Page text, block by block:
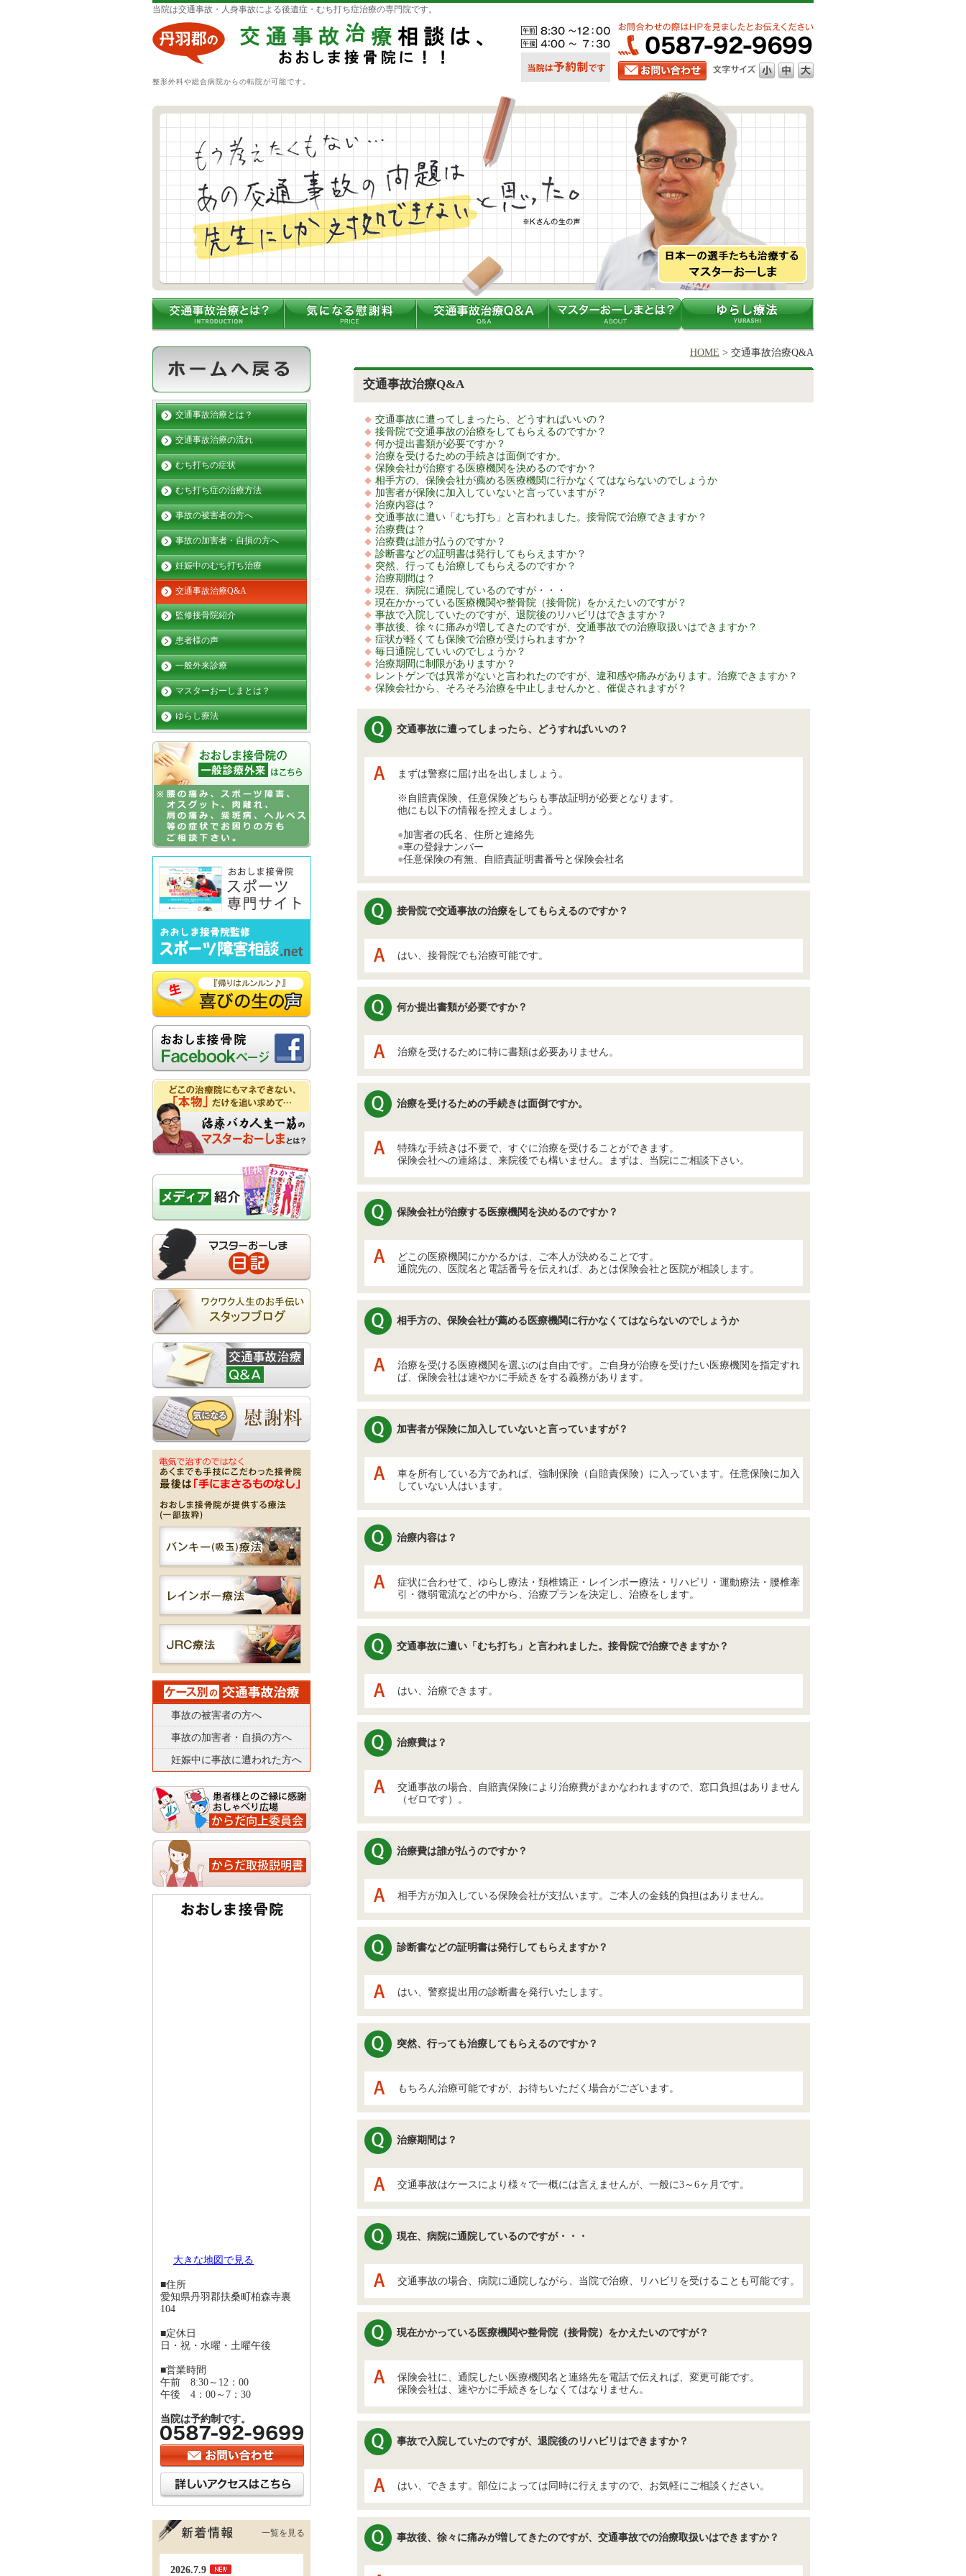
当院は交通事故・人身事故による後遺症・むち打ち症治療の専門院です。
整形外科や総合病院からの転院が可能です。
HOME > 交通事故治療Q&A
交通事故治療Q&A
交通事故に遭ってしまったら、どうすればいいの？
接骨院で交通事故の治療をしてもらえるのですか？
何か提出書類が必要ですか？
治療を受けるための手続きは面倒ですか。
保険会社が治療する医療機関を決めるのですか？
相手方の、保険会社が薦める医療機関に行かなくてはならないのでしょうか
加害者が保険に加入していないと言っていますが？
治療内容は？
交通事故に遭い「むち打ち」と言われました。接骨院で治療できますか？
治療費は？
治療費は誰が払うのですか？
診断書などの証明書は発行してもらえますか？
突然、行っても治療してもらえるのですか？
治療期間は？
現在、病院に通院しているのですが・・・
現在かかっている医療機関や整骨院（接骨院）をかえたいのですが？
事故で入院していたのですが、退院後のリハビリはできますか？
事故後、徐々に痛みが増してきたのですが、交通事故での治療取扱いはできますか？
症状が軽くても保険で治療が受けられますか？
毎日通院していいのでしょうか？
治療期間に制限がありますか？
レントゲンでは異常がないと言われたのですが、違和感や痛みがあります。治療できますか？
保険会社から、そろそろ治療を中止しませんかと、催促されますが？
交通事故に遭ってしまったら、どうすればいいの？
まずは警察に届け出を出しましょう。
※自賠責保険、任意保険どちらも事故証明が必要となります。
他にも以下の情報を控えましょう。
●加害者の氏名、住所と連絡先
●車の登録ナンバー
●任意保険の有無、自賠責証明書番号と保険会社名
接骨院で交通事故の治療をしてもらえるのですか？
はい、接骨院でも治療可能です。
何か提出書類が必要ですか？
治療を受けるために特に書類は必要ありません。
治療を受けるための手続きは面倒ですか。
特殊な手続きは不要で、すぐに治療を受けることができます。
保険会社への連絡は、来院後でも構いません。まずは、当院にご相談下さい。
保険会社が治療する医療機関を決めるのですか？
どこの医療機関にかかるかは、ご本人が決めることです。
通院先の、医院名と電話番号を伝えれば、あとは保険会社と医院が相談します。
相手方の、保険会社が薦める医療機関に行かなくてはならないのでしょうか
治療を受ける医療機関を選ぶのは自由です。ご自身が治療を受けたい医療機関を指定すれ
ば、保険会社は速やかに手続きをする義務があります。
加害者が保険に加入していないと言っていますが？
車を所有している方であれば、強制保険（自賠責保険）に入っています。任意保険に加入
していない人はいます。
治療内容は？
症状に合わせて、ゆらし療法・頚椎矯正・レインボー療法・リハビリ・運動療法・腰椎牽
引・微弱電流などの中から、治療プランを決定し、治療をします。
交通事故に遭い「むち打ち」と言われました。接骨院で治療できますか？
はい、治療できます。
治療費は？
交通事故の場合、自賠責保険により治療費がまかなわれますので、窓口負担はありません
（ゼロです）。
治療費は誰が払うのですか？
相手方が加入している保険会社が支払います。ご本人の金銭的負担はありません。
診断書などの証明書は発行してもらえますか？
はい、警察提出用の診断書を発行いたします。
突然、行っても治療してもらえるのですか？
もちろん治療可能ですが、お待ちいただく場合がございます。
治療期間は？
交通事故はケースにより様々で一概には言えませんが、一般に3～6ヶ月です。
現在、病院に通院しているのですが・・・
交通事故の場合、病院に通院しながら、当院で治療、リハビリを受けることも可能です。
現在かかっている医療機関や整骨院（接骨院）をかえたいのですが？
保険会社に、通院したい医療機関名と連絡先を電話で伝えれば、変更可能です。
保険会社は、速やかに手続きをしなくてはなりません。
事故で入院していたのですが、退院後のリハビリはできますか？
はい、できます。部位によっては同時に行えますので、お気軽にご相談ください。
事故後、徐々に痛みが増してきたのですが、交通事故での治療取扱いはできますか？
交通事故治療とは？
交通事故治療の流れ
むち打ちの症状
むち打ち症の治療方法
事故の被害者の方へ
事故の加害者・自損の方へ
妊娠中のむち打ち治療
交通事故治療Q&A
監修接骨院紹介
患者様の声
一般外来診療
マスターおーしまとは？
ゆらし療法
事故の被害者の方へ
事故の加害者・自損の方へ
妊娠中に事故に遭われた方へ
大きな地図で見る
■住所
愛知県丹羽郡扶桑町柏森寺裏
104
■定休日
日・祝・水曜・土曜午後
■営業時間
午前 8:30～12：00
午後 4：00～7：30
当院は予約制です。
一覧を見る
2026.7.9